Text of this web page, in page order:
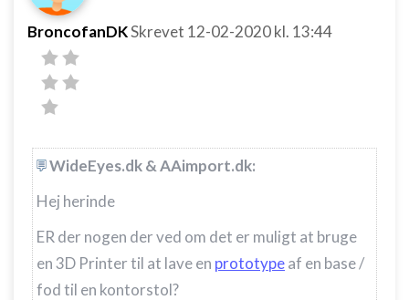
BroncofanDKSkrevet 12-02-2020kl. 13:44
WideEyes.dk & AAimport.dk:
Hej herinde
ER der nogen der ved om det er muligt at bruge
en 3D Printer til at lave en prototypeaf en base /
fod til en kontorstol?